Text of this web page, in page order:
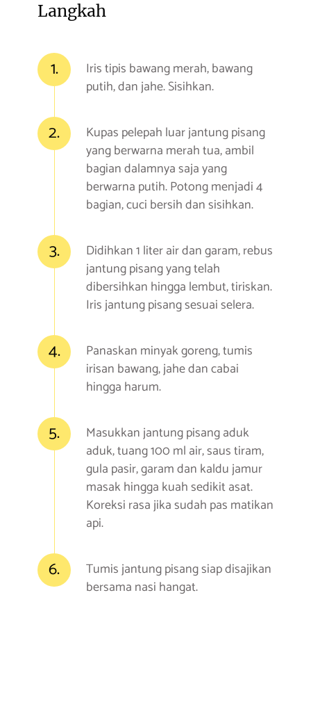
Langkah
1.
Iris tipis bawang merah, bawang
putih, dan jahe. Sisihkan.
2.
Kupas pelepah luar jantung pisang
yang berwarna merah tua, ambil
bagian dalamnya saja yang
berwarna putih. Potong menjadi 4
bagian, cuci bersih dan sisihkan.
3.
Didihkan 1 liter air dan garam, rebus
jantung pisang yang telah
dibersihkan hingga lembut, tiriskan.
Iris jantung pisang sesuai selera.
4.
Panaskan minyak goreng, tumis
irisan bawang, jahe dan cabai
hingga harum.
5.
Masukkan jantung pisang aduk
aduk, tuang 100 ml air, saus tiram,
gula pasir, garam dan kaldu jamur
masak hingga kuah sedikit asat.
Koreksi rasa jika sudah pas matikan
api.
6.
Tumis jantung pisang siap disajikan
bersama nasi hangat.